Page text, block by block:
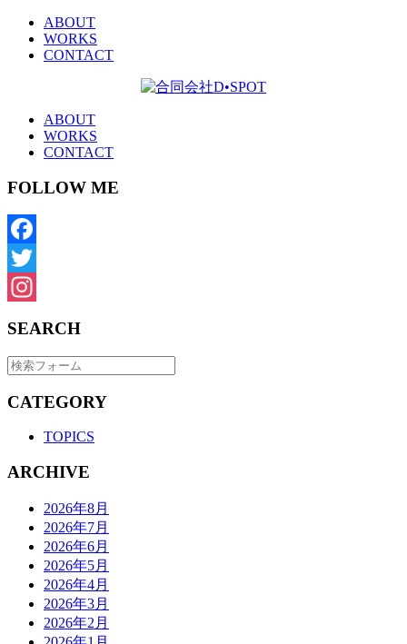
ABOUT
WORKS
CONTACT
ABOUT
WORKS
CONTACT
FOLLOW ME
Facebook
Twitter
SEARCH
CATEGORY
TOPICS
ARCHIVE
2026年8月
2026年7月
2026年6月
2026年5月
2026年4月
2026年3月
2026年2月